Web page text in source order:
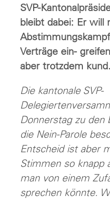
SVP-
bleibt dabei: Er will
Verträge ein-
aber trotzdem kund.
Die kantonale SVP-
Donnerstag zu den
die Nein-Parole
Entscheid ist aber
Stimmen so knapp
man von einem
sprechen könnte.